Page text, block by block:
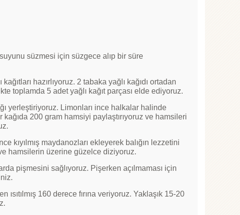
suyunu süzmesi için süzgece alıp bir süre
hazırlıyoruz. 2 tabaka yağlı kağıdı ortadan
toplamda 5 adet yağlı kağıt parçası elde ediyoruz.
yerleştiriyoruz. Limonları ince halkalar halinde
200 gram hamsiyi paylaştırıyoruz ve hamsileri
kıyılmış maydanozları ekleyerek balığın lezzetini
hamsilerin üzerine güzelce diziyoruz.
pişmesini sağlıyoruz. Pişerken açılmaması için
160 derece fırına veriyoruz. Yaklaşık 15-20